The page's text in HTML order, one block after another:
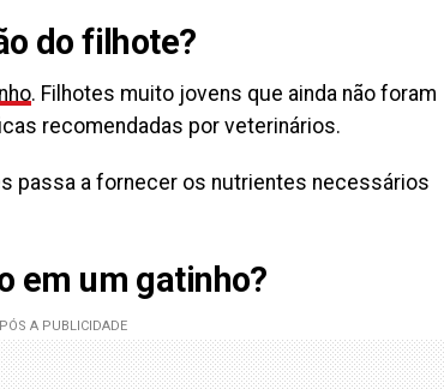
do filhote?
. Filhotes muito jovens que ainda não foram
recomendadas por veterinários.
passa a fornecer os nutrientes necessários
em um gatinho?